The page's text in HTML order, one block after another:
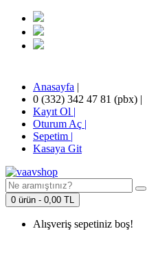
Anasayfa |
0 (332) 342 47 81 (pbx) |
Kayıt Ol |
Oturum Aç |
Sepetim |
Kasaya Git
0 ürün - 0,00 TL
Alışveriş sepetiniz boş!